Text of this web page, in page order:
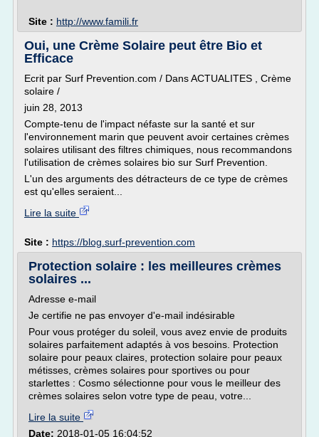
Site : http://www.famili.fr
Oui, une Crème Solaire peut être Bio et
Efficace
Ecrit par Surf Prevention.com / Dans ACTUALITES , Crème
solaire /
juin 28, 2013
Compte-tenu de l'impact néfaste sur la santé et sur
l'environnement marin que peuvent avoir certaines crèmes
solaires utilisant des filtres chimiques, nous recommandons
l'utilisation de crèmes solaires bio sur Surf Prevention.
L'un des arguments des détracteurs de ce type de crèmes
est qu'elles seraient...
Lire la suite
Site : https://blog.surf-prevention.com
Protection solaire : les meilleures crèmes
solaires ...
Adresse e-mail
Je certifie ne pas envoyer d'e-mail indésirable
Pour vous protéger du soleil, vous avez envie de produits
solaires parfaitement adaptés à vos besoins. Protection
solaire pour peaux claires, protection solaire pour peaux
métisses, crèmes solaires pour sportives ou pour
starlettes : Cosmo sélectionne pour vous le meilleur des
crèmes solaires selon votre type de peau, votre...
Lire la suite
Date: 2018-01-05 16:04:52